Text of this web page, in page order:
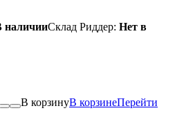
наличииСклад Риддер: Нет в
В корзинуВ корзинеПерейти